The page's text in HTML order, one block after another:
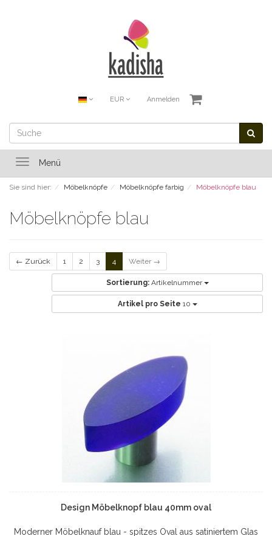
EUR Anmelden
ToggleMenü
Sie sind hier: Möbelknöpfe Möbelknöpfe farbig Möbelknöpfe blau
Möbelknöpfe blau
← Zurück 1 2 3 4 Weiter →
Sortierung: Artikelnummer
Artikel pro Seite 10
Design Möbelknopf blau 40mm oval
Moderner Möbelknauf blau - spitzes Oval aus satiniertem Glas